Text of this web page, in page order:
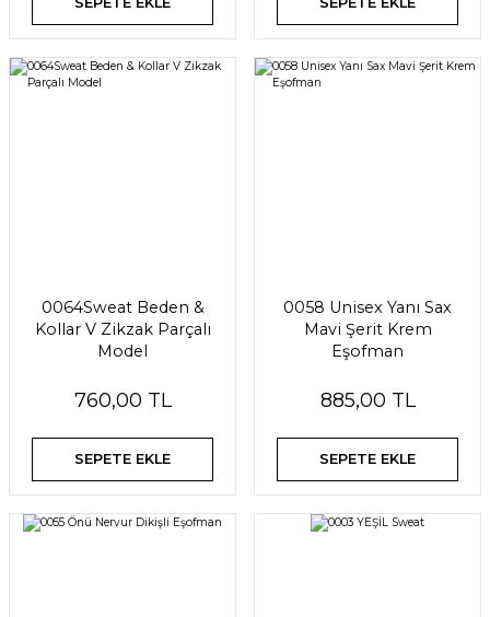
0064Sweat Beden &
Kollar V Zikzak Parçalı
Model
760,00 TL
SEPETE EKLE
0058 Unisex Yanı Sax
Mavi Şerit Krem
Eşofman
885,00 TL
SEPETE EKLE